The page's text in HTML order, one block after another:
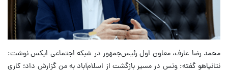
محمد رضا عارف، معاون اول رئیس‌جمهور در شبکه اجتماعی ایکس نوشت:
نتانیاهو گفته: ونس در مسیر بازگشت از اسلام‌آباد به من گزارش داد؛ کاری